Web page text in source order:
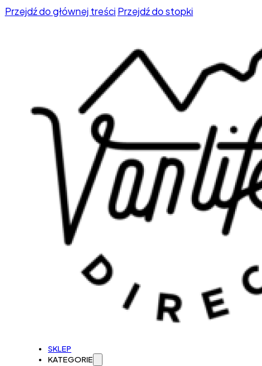
Przejdź do głównej treści Przejdź do stopki
SKLEP
KATEGORIE